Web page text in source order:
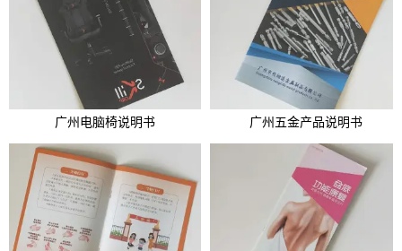
广州电脑椅说明书 广州五金产品说明书